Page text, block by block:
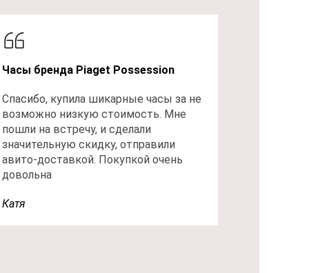
Часы бренда Piaget Possession
Спасибо, купила шикарные часы за не
возможно низкую стоимость. Мне
пошли на встречу, и сделали
значительную скидку, отправили
авито-доставкой. Покупкой очень
довольна
Катя